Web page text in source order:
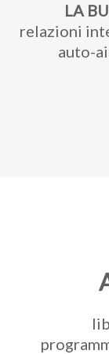
LA
relazioni
auto-